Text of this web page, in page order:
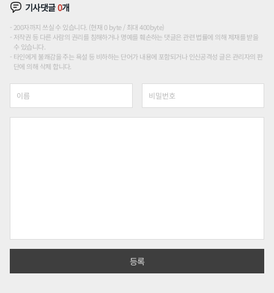
기사댓글0개
200자까지 쓰실 수 있습니다. (현재 0 byte / 최대 400byte)
저작권 등 다른 사람의 권리를 침해하거나 명예를 훼손하는 댓글은 관련 법률에 의해 제재를 받을
수 있습니다.
타인에게 불쾌감을 주는 욕설 등 비하하는 단어가 내용에 포함되거나 인신공격성 글은 관리자의 판
단에 의해 삭제 합니다.